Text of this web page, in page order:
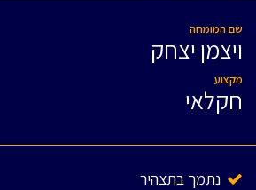
שם המומחה
ויצמן יצחק
מקצוע
חקלאי
נתמך בתצהיר